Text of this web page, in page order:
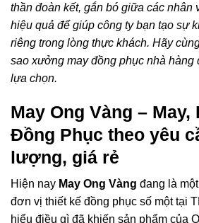
thần đoàn kết, gắn bó giữa các nhân
hiệu quả để giúp công ty bạn tạo sự
riêng trong lòng thực khách. Hãy
sao xưởng may đồng phục nhà
lựa chọn.
May Ong Vàng – May,
Đồng Phục theo yêu
lượng, giá rẻ
Hiện nay May Ong Vàng đang là
đơn vị thiết kế đồng phục số một tại
hiểu điều gì đã khiến sản phẩm của